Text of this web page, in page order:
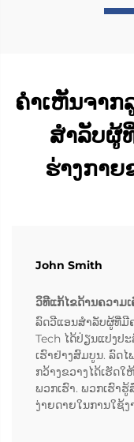
ຄຳເຫັນຈາ
ສຳລັບຜູ້
ຮ່າງກາ
John Smith
ວິທີແກ້ໄຂດ້ານຄວາມ
ລົດວີແອນສຳລັບຜູ້ທີ່ມີ
Tech ໄດ້ປ່ຽນແປງປ
ເຮົາຢ່າງສົມບູນ. ລົດ
ກວ້າງຂວາງໄດ້ເຮັດ
ພວກເຮົາ. ພວກເຮົາ
ງ່າຍດາຍໃນການໃຊ້